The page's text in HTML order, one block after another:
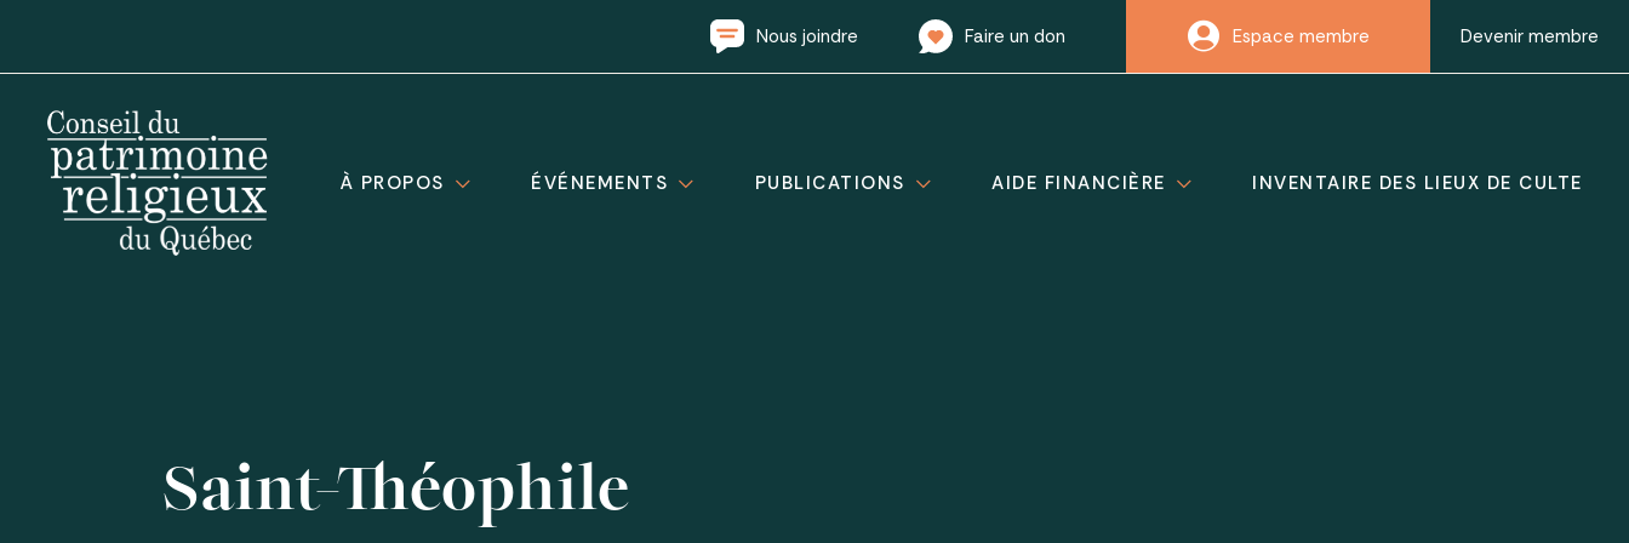
Nous joindre Faire un don Espace membre Devenir membre
À PROPOS ÉVÉNEMENTS PUBLICATIONS AIDE FINANCIÈRE INVENTAIRE DES LIEUX DE CULTE
Saint-Théophile